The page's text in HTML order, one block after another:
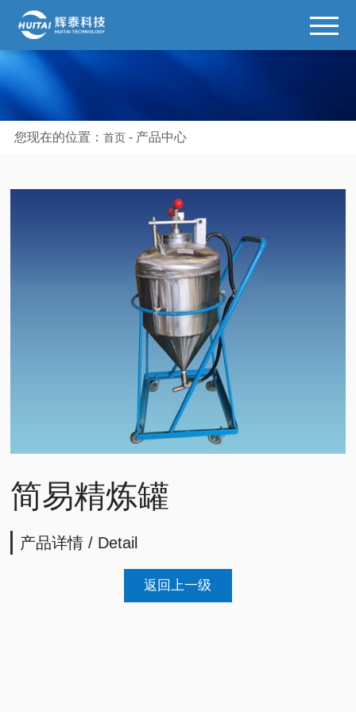
您现在的位置： 首页- 产品中心
简易精炼罐
产品详情 / Detail
返回上一级